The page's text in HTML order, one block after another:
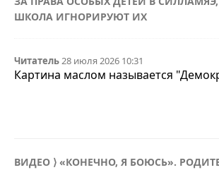
ШКОЛА ИГНОРИРУЮТ ИХ
Читатель28 июля 2026 10:31
Картина маслом называется
ВИДЕО ⟩ «КОНЕЧНО, Я БОЮСЬ».